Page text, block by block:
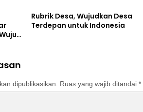
Rubrik Desa, Wujudkan Desa
Terdepan untuk Indonesia
dipublikasikan. Ruas yang wajib ditandai *